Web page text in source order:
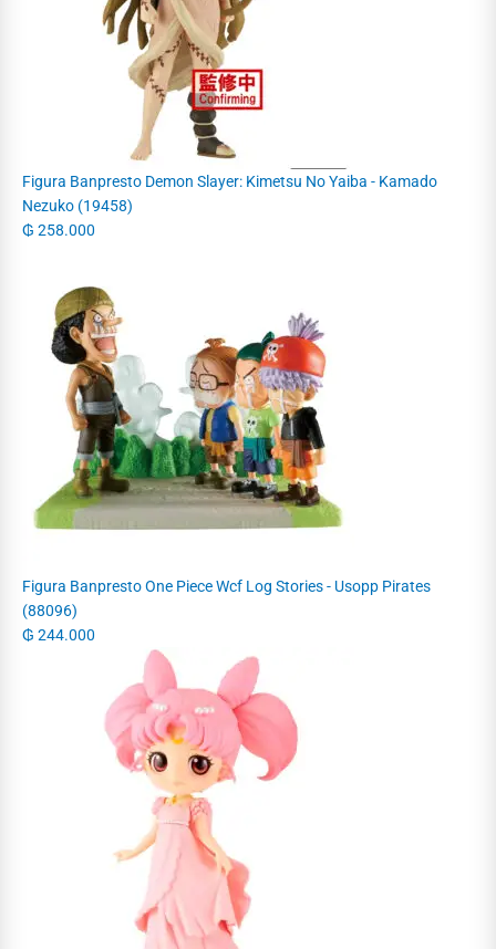
Figura Banpresto Demon Slayer: Kimetsu No Yaiba - Kamado
Nezuko (19458)
₲ 258.000
Figura Banpresto One Piece Wcf Log Stories - Usopp Pirates
(88096)
₲ 244.000